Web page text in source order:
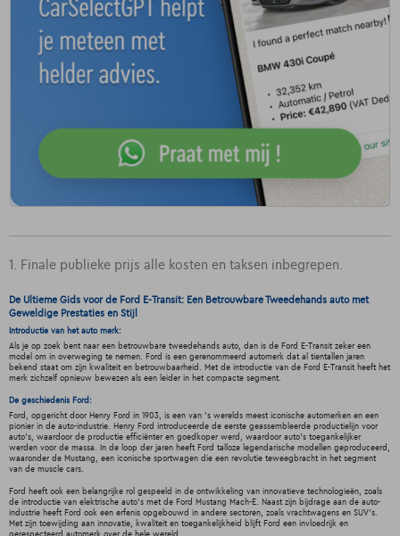
1. Finale publieke prijs alle kosten en taksen inbegrepen.
De Ultieme Gids voor de Ford E-Transit: Een Betrouwbare Tweedehands auto met
Geweldige Prestaties en Stijl
Introductie van het auto merk:
Als je op zoek bent naar een betrouwbare tweedehands auto, dan is de Ford E-Transit zeker een
model om in overweging te nemen. Ford is een gerenommeerd automerk dat al tientallen jaren
bekend staat om zijn kwaliteit en betrouwbaarheid. Met de introductie van de Ford E-Transit heeft het
merk zichzelf opnieuw bewezen als een leider in het compacte segment.
De geschiedenis Ford:
Ford, opgericht door Henry Ford in 1903, is een van 's werelds meest iconische automerken en een
pionier in de auto-industrie. Henry Ford introduceerde de eerste geassembleerde productielijn voor
auto's, waardoor de productie efficiënter en goedkoper werd, waardoor auto's toegankelijker
werden voor de massa. In de loop der jaren heeft Ford talloze legendarische modellen geproduceerd,
waaronder de Mustang, een iconische sportwagen die een revolutie teweegbracht in het segment
van de muscle cars.
Ford heeft ook een belangrijke rol gespeeld in de ontwikkeling van innovatieve technologieën, zoals
de introductie van elektrische auto's met de Ford Mustang Mach-E. Naast zijn bijdrage aan de auto-
industrie heeft Ford ook een erfenis opgebouwd in andere sectoren, zoals vrachtwagens en SUV's.
Met zijn toewijding aan innovatie, kwaliteit en toegankelijkheid blijft Ford een invloedrijk en
gerespecteerd automerk over de hele wereld.